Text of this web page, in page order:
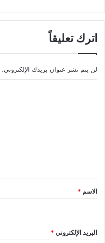
اترك تعليقاً
لن يتم نشر عنوان بريدك الإلكتروني.
*
الاسم *
البريد الإلكتروني*